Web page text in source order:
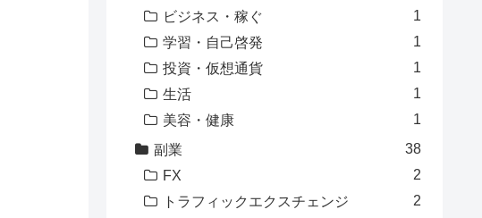
ビジネス・稼ぐ
1
学習・自己啓発
1
投資・仮想通貨
1
生活
1
美容・健康
1
副業
38
FX
2
トラフィックエクスチェンジ
2